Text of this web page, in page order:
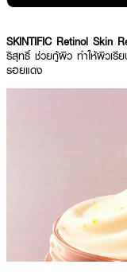
SKINTIFIC Retinol Skin
ริสุทธิ์ ช่วยกู้ผิว ทำให้ผิวเรีย
รอยแดง